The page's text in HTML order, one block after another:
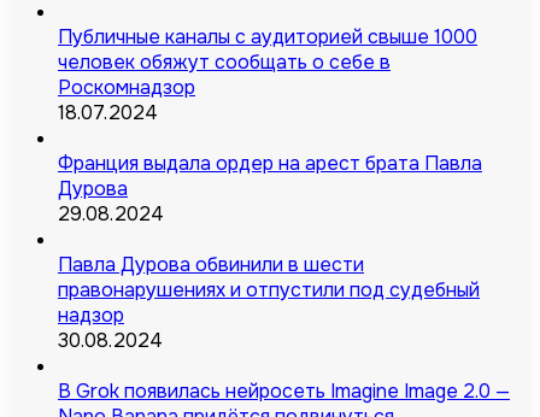
Публичные каналы с аудиторией свыше 1000
человек обяжут сообщать о себе в
Роскомнадзор
18.07.2024
Франция выдала ордер на арест брата Павла
Дурова
29.08.2024
Павла Дурова обвинили в шести
правонарушениях и отпустили под судебный
надзор
30.08.2024
В Grok появилась нейросеть Imagine Image 2.0 —